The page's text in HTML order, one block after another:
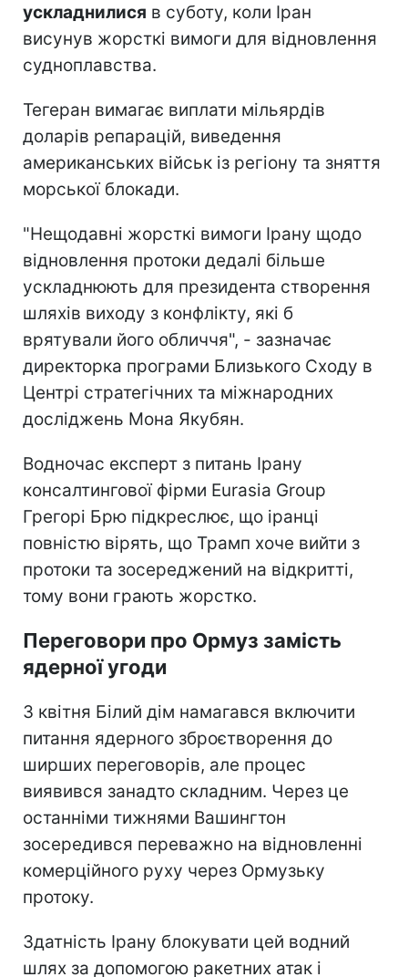
ускладнилися в суботу, коли Іран
висунув жорсткі вимоги для відновлення
судноплавства.
Тегеран вимагає виплати мільярдів
доларів репарацій, виведення
американських військ із регіону та зняття
морської блокади.
"Нещодавні жорсткі вимоги Ірану щодо
відновлення протоки дедалі більше
ускладнюють для президента створення
шляхів виходу з конфлікту, які б
врятували його обличчя", - зазначає
директорка програми Близького Сходу в
Центрі стратегічних та міжнародних
досліджень Мона Якубян.
Водночас експерт з питань Ірану
консалтингової фірми Eurasia Group
Грегорі Брю підкреслює, що іранці
повністю вірять, що Трамп хоче вийти з
протоки та зосереджений на відкритті,
тому вони грають жорстко.
Переговори про Ормуз замість
ядерної угоди
З квітня Білий дім намагався включити
питання ядерного зброєтворення до
ширших переговорів, але процес
виявився занадто складним. Через це
останніми тижнями Вашингтон
зосередився переважно на відновленні
комерційного руху через Ормузьку
протоку.
Здатність Ірану блокувати цей водний
шлях за допомогою ракетних атак і